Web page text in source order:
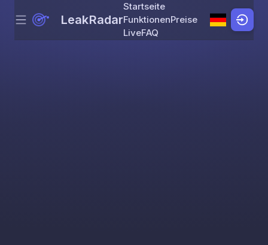
Skip to content
Menu LeakRadar
Startseite
FunktionenPreise
LiveFAQ